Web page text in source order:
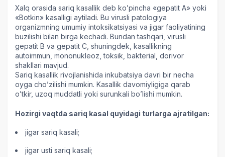
Xalq orasida sariq kasallik deb ko’pincha «gepatit A» yoki
«Botkin» kasalligi aytiladi. Bu virusli patologiya
organizmning umumiy intoksikatsiyasi va jigar faoliyatining
buzilishi bilan birga kechadi. Bundan tashqari, virusli
gepatit B va gepatit C, shuningdek, kasallikning
autoimmun, mononukleoz, toksik, bakterial, dorivor
shakllari mavjud.
Sariq kasallik rivojlanishida inkubatsiya davri bir necha
oyga cho’zilishi mumkin. Kasallik davomiyligiga qarab
o’tkir, uzoq muddatli yoki surunkali bo’lishi mumkin.
Hozirgi vaqtda sariq kasal quyidagi turlarga ajratilgan:
jigar sariq kasali;
jigar usti sariq kasali;